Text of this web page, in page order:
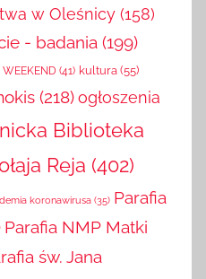
w Oleśnicy (158)
- badania (199)
(41) kultura (55)
(218)ogłoszenia
Biblioteka
Reja (402)
koronawirusa (35) Parafia
Parafia NMP Matki
św. Jana